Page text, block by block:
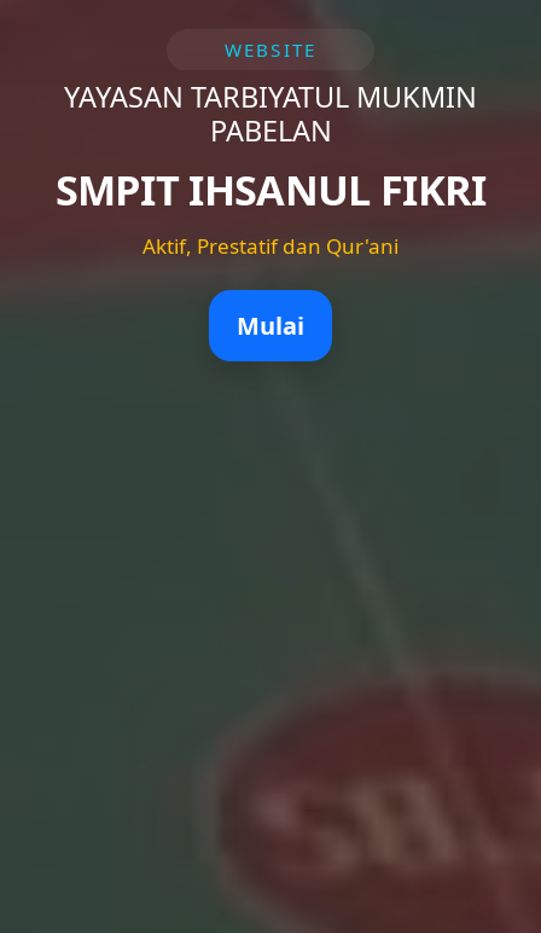
WEBSITE
YAYASAN TARBIYATUL MUKMIN
PABELAN
SMPIT IHSANUL FIKRI
Aktif, Prestatif dan Qur'ani
Mulai